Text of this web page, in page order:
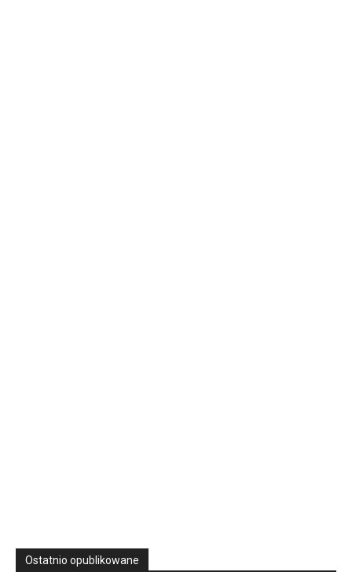
Ostatnio opublikowane